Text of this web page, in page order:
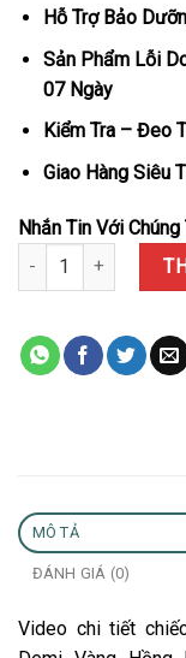
Hỗ Trợ Bảo
Sản Phẩm Lỗi
07 Ngày
Kiểm Tra – Đeo
Giao Hàng Siêu
Nhắn Tin Với
Đồng Hồ Nữ Rolex
MÔ TẢ
ĐÁNH GIÁ (0)
Video chi tiết